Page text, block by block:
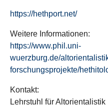
https://hethport.net/
Weitere Informationen:
https://www.phil.uni-
wuerzburg.de/
forschungsprojekte/
Kontakt:
Lehrstuhl für Altorientalistik